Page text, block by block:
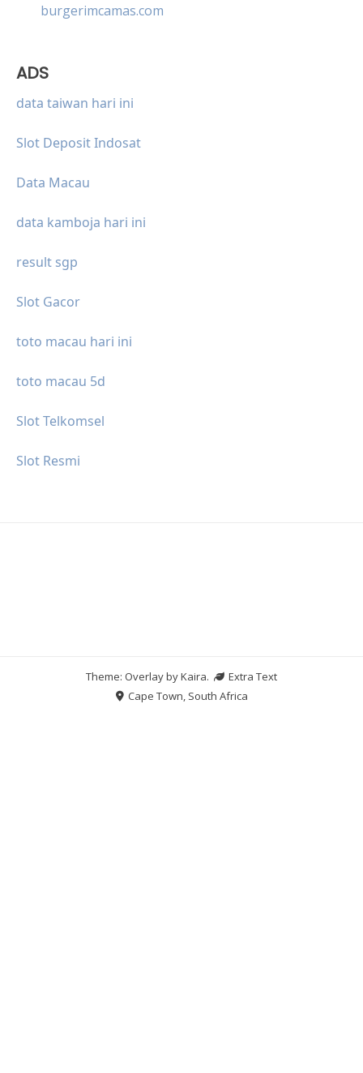
burgerimcamas.com
ADS
data taiwan hari ini
Slot Deposit Indosat
Data Macau
data kamboja hari ini
result sgp
Slot Gacor
toto macau hari ini
toto macau 5d
Slot Telkomsel
Slot Resmi
Theme: Overlay byKaira.
Extra Text
Cape Town, South Africa